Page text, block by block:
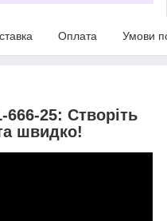
Оплата Умови
25: Створіть
швидко!